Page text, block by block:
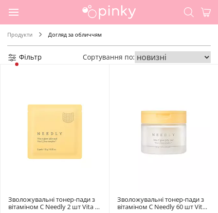
Продукти Догляд за обличчям
Фільтр Сортування по:
Зволожувальні тонер-пади з
вітаміном C Needly 2 шт Vita C
Зволожувальні тонер-пади з
вітаміном C Needly 60 шт Vita